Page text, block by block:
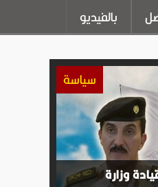
بالفيديو
سياسة
وزارة